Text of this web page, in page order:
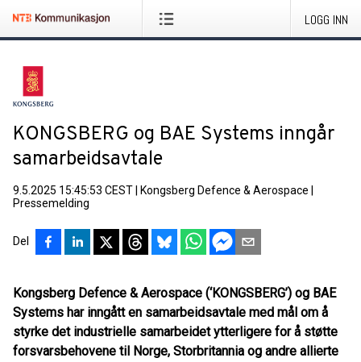
LOGG INN
KONGSBERG og BAE Systems inngår
samarbeidsavtale
9.5.2025 15:45:53 CEST Kongsberg Defence & Aerospace
Pressemelding
Del
Kongsberg Defence & Aerospace (‘KONGSBERG’) og BAE
Systems har inngått en samarbeidsavtale med mål om å
styrke det industrielle samarbeidet ytterligere for å støtte
forsvarsbehovene til Norge, Storbritannia og andre allierte